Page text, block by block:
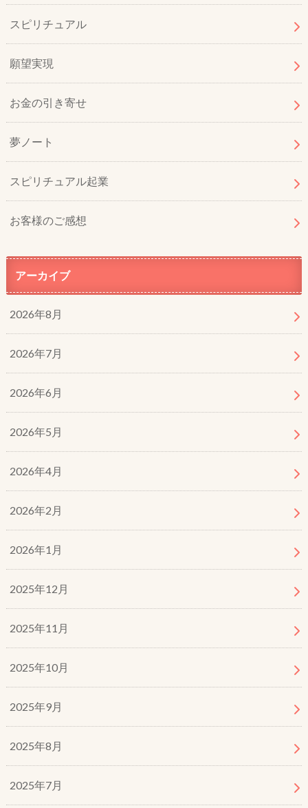
スピリチュアル
願望実現
お金の引き寄せ
夢ノート
スピリチュアル起業
お客様のご感想
アーカイブ
2026年8月
2026年7月
2026年6月
2026年5月
2026年4月
2026年2月
2026年1月
2025年12月
2025年11月
2025年10月
2025年9月
2025年8月
2025年7月